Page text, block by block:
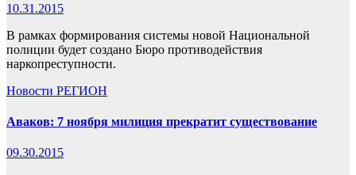
10.31.2015
В рамках формирования системы новой Национальной
полиции будет создано Бюро противодействия
наркопреступности.
Новости РЕГИОН
Аваков: 7 ноября милиция прекратит существование
09.30.2015